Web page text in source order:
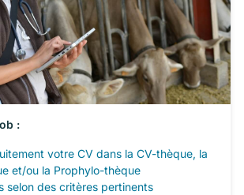
:
votre CV dans la CV-thèque, la
et/ou la Prophylo-thèque
selon des critères pertinents